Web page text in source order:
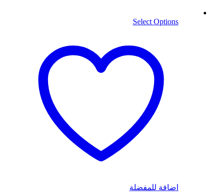
Select Options
اضافة للمفضلة